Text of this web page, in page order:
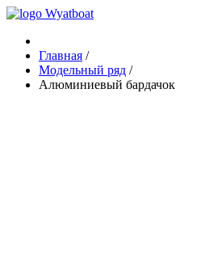
Главная /
Модельный ряд /
Алюминиевый бардачок